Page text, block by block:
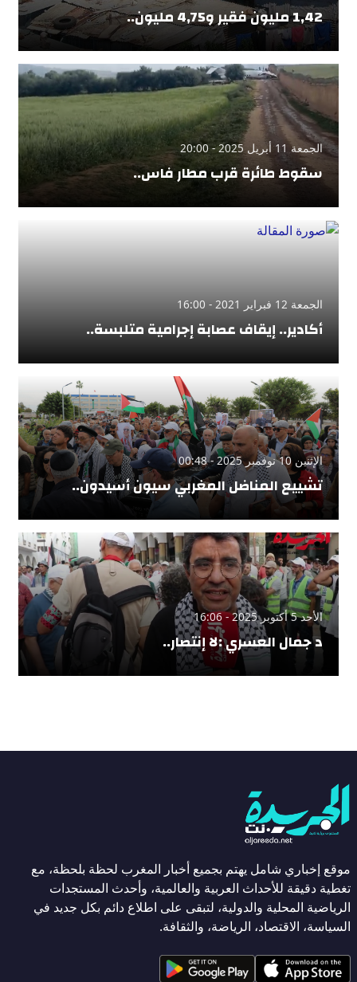
1,42 مليون فقير و4,75 مليون..
الجمعة 11 أبريل 2025 - 20:00
سقوط طائرة قرب مطار فاس..
الجمعة 12 فبراير 2021 - 16:00
أكادير.. إيقاف عصابة إجرامية متلبسة..
الإثنين 10 نوفمبر 2025 - 00:48
تشييع المناضل المغربي سيون أسيدون..
الأحد 5 أكتوبر 2025 - 16:06
د جمال العسري :لا إنتصار..
موقع إخباري شامل يهتم بجميع أخبار المغرب لحظة بلحظة، مع
تغطية دقيقة للأحداث العربية والعالمية، وأحدث المستجدات
الرياضية المحلية والدولية، لتبقى على اطلاع دائم بكل جديد في
السياسة، الاقتصاد، الرياضة، والثقافة.